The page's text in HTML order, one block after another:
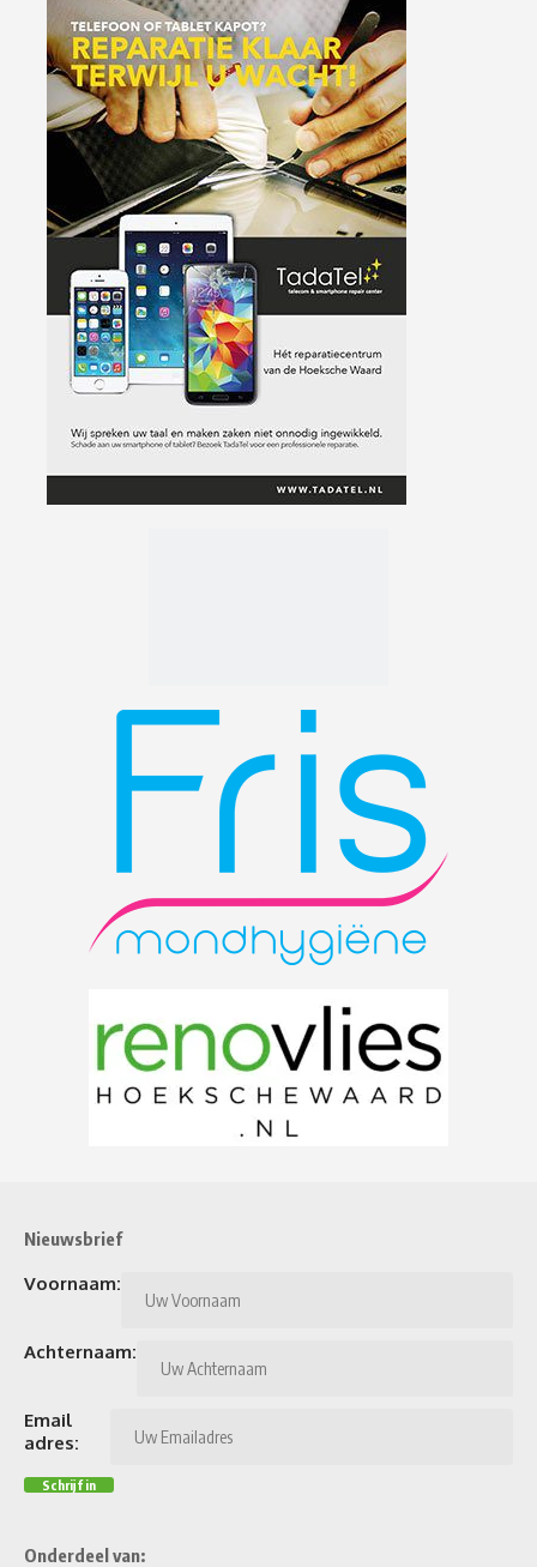
Nieuwsbrief
Voornaam:
Achternaam:
Email
adres:
Onderdeel van: